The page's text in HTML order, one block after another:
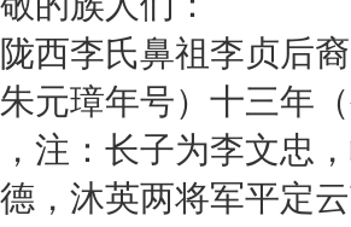
西李氏鼻祖李贞后
朱元璋年号）十三年
注：长子为李文忠
，沐英两将军平定